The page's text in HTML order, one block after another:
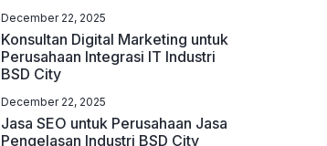
December 22, 2025
Konsultan Digital Marketing untuk
Perusahaan Integrasi IT Industri
BSD City
December 22, 2025
Jasa SEO untuk Perusahaan Jasa
Pengelasan Industri BSD City